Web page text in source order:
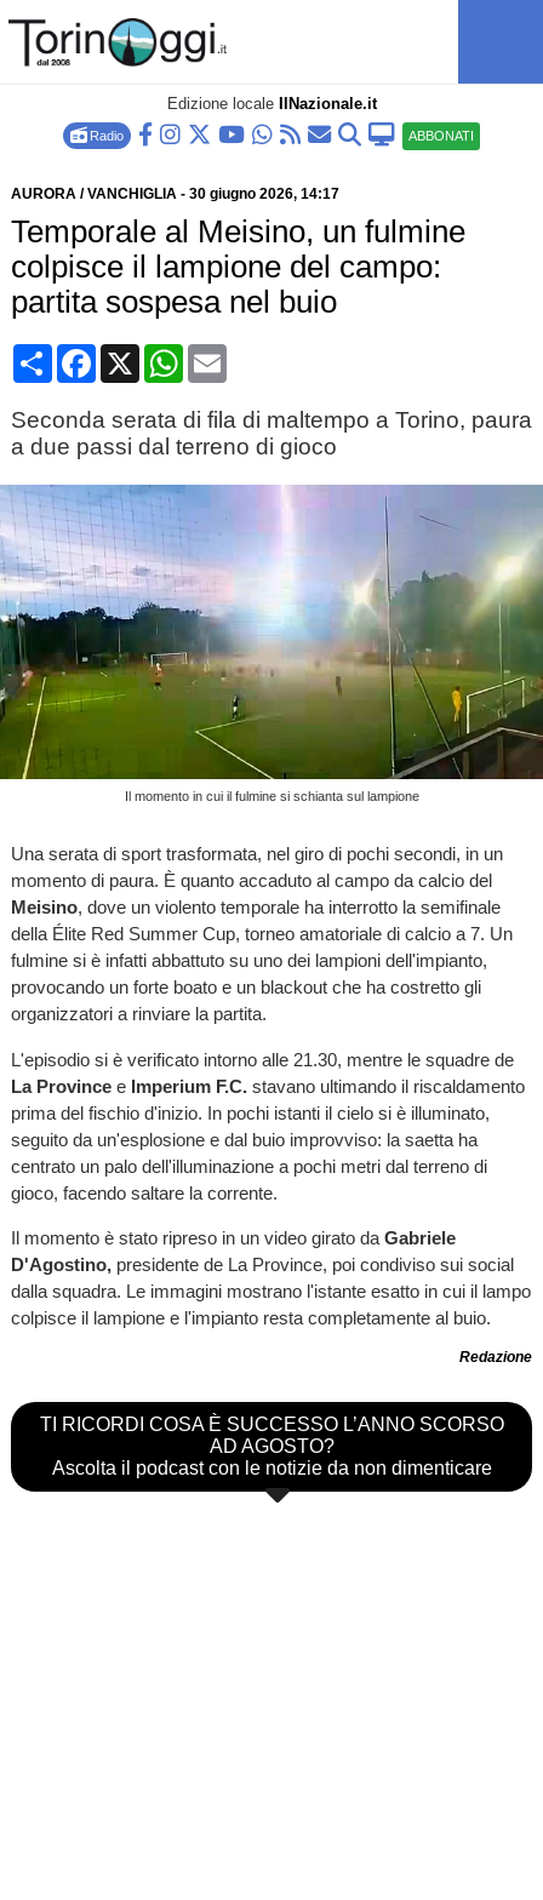
Edizione locale IlNazionale.it
Radio ABBONATI
AURORA / VANCHIGLIA- 30 giugno 2026, 14:17
Temporale al Meisino, un fulmine
colpisce il lampione del campo:
partita sospesa nel buio
CondividiFacebook
X WhatsApp
Email
Seconda serata di fila di maltempo a Torino, paura
a due passi dal terreno di gioco
Il momento in cui il fulmine si schianta sul lampione
Una serata di sport trasformata, nel giro di pochi secondi, in un
momento di paura. È quanto accaduto al campo da calcio del
Meisino, dove un violento temporale ha interrotto la semifinale
della Élite Red Summer Cup, torneo amatoriale di calcio a 7. Un
fulmine si è infatti abbattuto su uno dei lampioni dell'impianto,
provocando un forte boato e un blackout che ha costretto gli
organizzatori a rinviare la partita.
L'episodio si è verificato intorno alle 21.30, mentre le squadre de
La Provincee Imperium F.C.stavano ultimando il riscaldamento
prima del fischio d'inizio. In pochi istanti il cielo si è illuminato,
seguito da un'esplosione e dal buio improvviso: la saetta ha
centrato un palo dell'illuminazione a pochi metri dal terreno di
gioco, facendo saltare la corrente.
Il momento è stato ripreso in un video girato da Gabriele
D'Agostino,presidente de La Province, poi condiviso sui social
dalla squadra. Le immagini mostrano l'istante esatto in cui il lampo
colpisce il lampione e l'impianto resta completamente al buio.
Redazione
TI RICORDI COSA È SUCCESSO L’ANNO SCORSO
AD AGOSTO?
Ascolta il podcast con le notizie da non dimenticare